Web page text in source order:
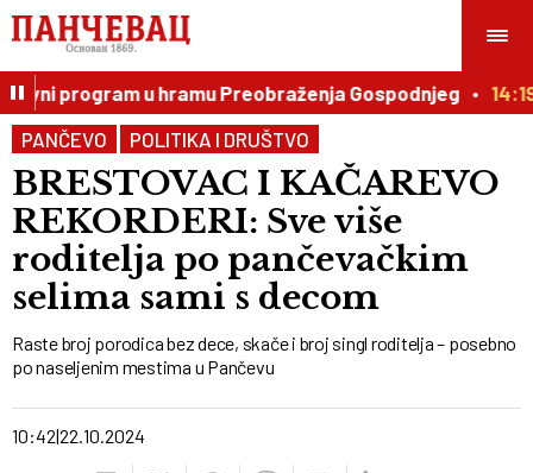
program u hramu Preobraženja Gospodnjeg 14:19
PANČEVO
POLITIKA I DRUŠTVO
BRESTOVAC I KAČAREVO
REKORDERI: Sve više
roditelja po pančevačkim
selima sami s decom
Raste broj porodica bez dece, skače i broj singl roditelja – posebno
po naseljenim mestima u Pančevu
10:42 22.10.2024